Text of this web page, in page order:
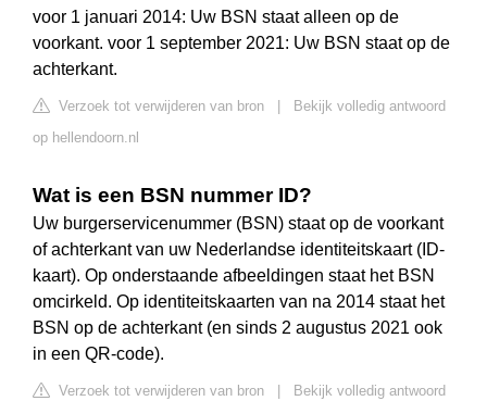
voor 1 januari 2014: Uw BSN staat alleen op de
voorkant. voor 1 september 2021: Uw BSN staat op de
achterkant.
Verzoek tot verwijderen van bron
Bekijk volledig antwoord
op hellendoorn.nl
Wat is een BSN nummer ID?
Uw burgerservicenummer (BSN) staat op de voorkant
of achterkant van uw Nederlandse identiteitskaart (ID-
kaart). Op onderstaande afbeeldingen staat het BSN
omcirkeld. Op identiteitskaarten van na 2014 staat het
BSN op de achterkant (en sinds 2 augustus 2021 ook
in een QR-code).
Verzoek tot verwijderen van bron
Bekijk volledig antwoord